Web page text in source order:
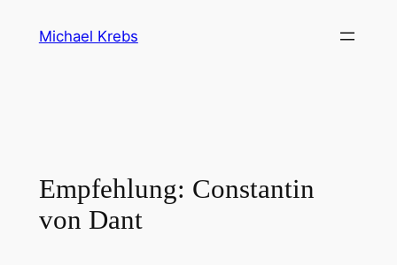
Michael Krebs
Empfehlung: Constantin
von Dant